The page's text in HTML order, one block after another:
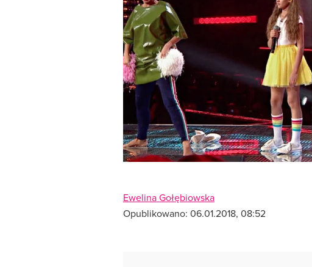
Ewelina Gołębiowska
Opublikowano: 06.01.2018, 08:52